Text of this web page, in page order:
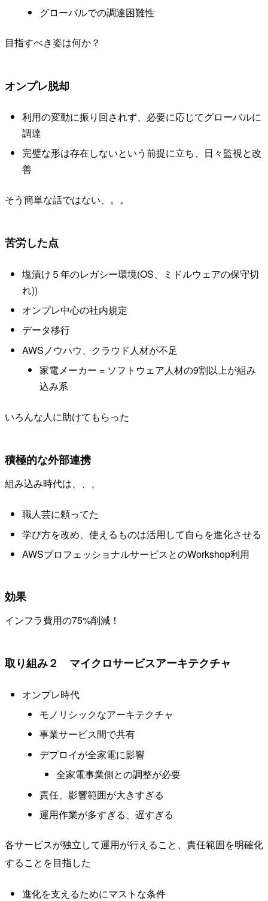
グローバルでの調達困難性
目指すべき姿は何か？
オンプレ脱却
利用の変動に振り回されず、必要に応じてグローバルに
調達
完璧な形は存在しないという前提に立ち、日々監視と改
善
そう簡単な話ではない、。。
苦労した点
塩漬け５年のレガシー環境(OS、ミドルウェアの保守切
れ))
オンプレ中心の社内規定
データ移行
AWSノウハウ、クラウド人材が不足
家電メーカー = ソフトウェア人材の9割以上が組み
込み系
いろんな人に助けてもらった
積極的な外部連携
組み込み時代は、、、
職人芸に頼ってた
学び方を改め、使えるものは活用して自らを進化させる
AWSプロフェッショナルサービスとのWorkshop利用
効果
インフラ費用の75%削減！
取り組み２ マイクロサービスアーキテクチャ
オンプレ時代
モノリシックなアーキテクチャ
事業サービス間で共有
デプロイが全家電に影響
全家電事業側との調整が必要
責任、影響範囲が大きすぎる
運用作業が多すぎる、遅すぎる
各サービスが独立して運用が行えること、責任範囲を明確化
することを目指した
進化を支えるためにマストな条件